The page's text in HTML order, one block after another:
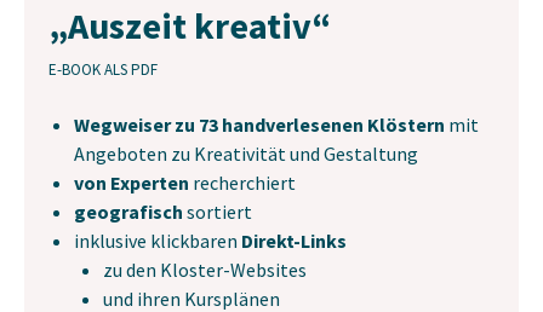
„Auszeit kreativ“
E-BOOK ALS PDF
Wegweiser zu 73 handverlesenen Klöstern mit
Angeboten zu Kreativität und Gestaltung
von Experten recherchiert
geografisch sortiert
inklusive klickbaren Direkt-Links
zu den Kloster-Websites
und ihren Kursplänen